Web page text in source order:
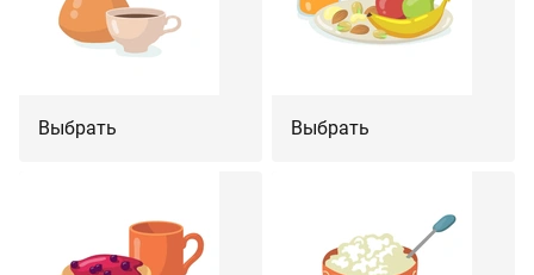
Выбрать Выбрать